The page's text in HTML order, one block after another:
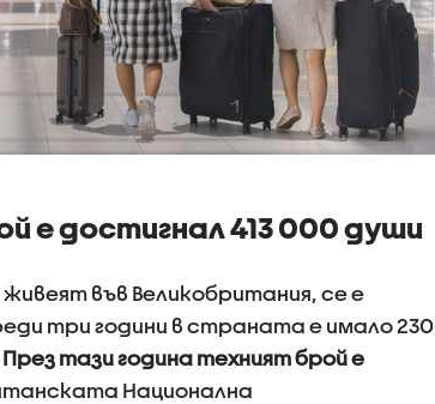
е достигнал 413 000 души
във Великобритания, се е
три години в страната е имало 230
През тази година техният брой е
Национална